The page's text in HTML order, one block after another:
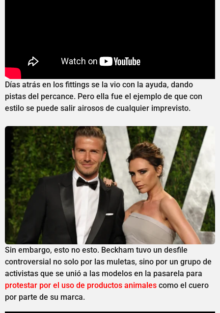
Días atrás en los fittings se la vio con la ayuda, dando
pistas del percance. Pero ella fue el ejemplo de que con
estilo se puede salir airosos de cualquier imprevisto.
Sin embargo, esto no esto. Beckham tuvo un desfile
controversial no solo por las muletas, sino por un grupo de
activistas que se unió a las modelos en la pasarela para
protestar por el uso de productos animales como el cuero
por parte de su marca.